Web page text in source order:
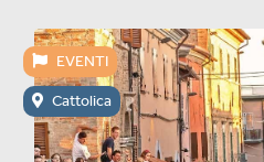
EVENTI
Cattolica